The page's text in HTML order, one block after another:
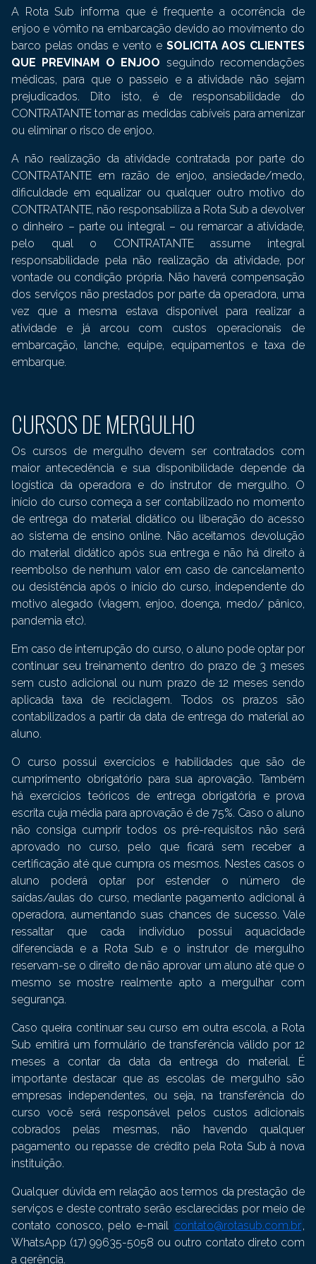
A Rota Sub informa que é frequente a ocorrência de
enjoo e vômito na embarcação devido ao movimento do
barco pelas ondas e vento e SOLICITA AOS CLIENTES
QUE PREVINAM O ENJOO seguindo recomendações
médicas, para que o passeio e a atividade não sejam
prejudicados. Dito isto, é de responsabilidade do
CONTRATANTE tomar as medidas cabíveis para amenizar
ou eliminar o risco de enjoo.
A não realização da atividade contratada por parte do
CONTRATANTE em razão de enjoo, ansiedade/medo,
dificuldade em equalizar ou qualquer outro motivo do
CONTRATANTE, não responsabiliza a Rota Sub a devolver
o dinheiro – parte ou integral – ou remarcar a atividade,
pelo qual o CONTRATANTE assume integral
responsabilidade pela não realização da atividade, por
vontade ou condição própria. Não haverá compensação
dos serviços não prestados por parte da operadora, uma
vez que a mesma estava disponível para realizar a
atividade e já arcou com custos operacionais de
embarcação, lanche, equipe, equipamentos e taxa de
embarque.
CURSOS DE MERGULHO
Os cursos de mergulho devem ser contratados com
maior antecedência e sua disponibilidade depende da
logística da operadora e do instrutor de mergulho. O
início do curso começa a ser contabilizado no momento
de entrega do material didático ou liberação do acesso
ao sistema de ensino online. Não aceitamos devolução
do material didático após sua entrega e não há direito à
reembolso de nenhum valor em caso de cancelamento
ou desistência após o início do curso, independente do
motivo alegado (viagem, enjoo, doença, medo/ pânico,
pandemia etc).
Em caso de interrupção do curso, o aluno pode optar por
continuar seu treinamento dentro do prazo de 3 meses
sem custo adicional ou num prazo de 12 meses sendo
aplicada taxa de reciclagem. Todos os prazos são
contabilizados a partir da data de entrega do material ao
aluno.
O curso possui exercícios e habilidades que são de
cumprimento obrigatório para sua aprovação. Também
há exercícios teóricos de entrega obrigatória e prova
escrita cuja média para aprovação é de 75%. Caso o aluno
não consiga cumprir todos os pré-requisitos não será
aprovado no curso, pelo que ficará sem receber a
certificação até que cumpra os mesmos. Nestes casos o
aluno poderá optar por estender o número de
saídas/aulas do curso, mediante pagamento adicional à
operadora, aumentando suas chances de sucesso. Vale
ressaltar que cada indivíduo possui aquacidade
diferenciada e a Rota Sub e o instrutor de mergulho
reservam-se o direito de não aprovar um aluno até que o
mesmo se mostre realmente apto a mergulhar com
segurança.
Caso queira continuar seu curso em outra escola, a Rota
Sub emitirá um formulário de transferência válido por 12
meses a contar da data da entrega do material. É
importante destacar que as escolas de mergulho são
empresas independentes, ou seja, na transferência do
curso você será responsável pelos custos adicionais
cobrados pelas mesmas, não havendo qualquer
pagamento ou repasse de crédito pela Rota Sub à nova
instituição.
Qualquer dúvida em relação aos termos da prestação de
serviços e deste contrato serão esclarecidas por meio de
contato conosco, pelo e-mail contato@rotasub.com.br,
WhatsApp (17) 99635-5058 ou outro contato direto com
a gerência.